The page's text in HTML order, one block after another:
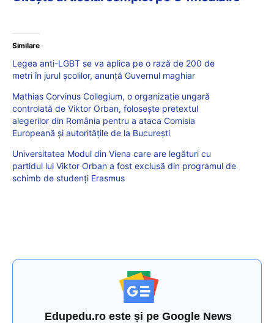
Similare
Legea anti-LGBT se va aplica pe o rază de 200 de
metri în jurul școlilor, anunță Guvernul maghiar
Mathias Corvinus Collegium, o organizație ungară
controlată de Viktor Orban, folosește pretextul
alegerilor din România pentru a ataca Comisia
Europeană și autoritățile de la București
Universitatea Modul din Viena care are legături cu
partidul lui Viktor Orban a fost exclusă din programul de
schimb de studenți Erasmus
Edupedu.ro este și pe Google News